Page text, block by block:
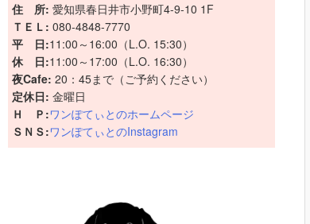
住 所: 愛知県春日井市小野町4-9-10 1F
ＴＥＬ: 080-4848-7770
平 日:11:00～16:00（L.O. 15:30）
休 日:11:00～17:00（L.O. 16:30）
夜Cafe: 20：45まで（ご予約ください）
定休日: 金曜日
Ｈ Ｐ:ワンぽてぃとのホームページ
ＳＮＳ:ワンぽてぃとのInstagram